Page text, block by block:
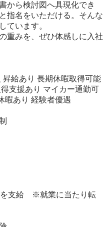
から検討図へ具現化でき
指名をいただける。そんな
ています。
重みを、ぜひ体感しに入社
昇給あり 長期休暇取得可能
支援あり マイカー通勤可
暇あり 経験者優遇
支給　※就業に当たり転